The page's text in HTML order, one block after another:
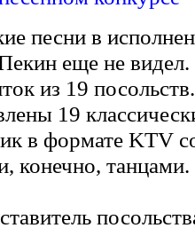
песни в
еще не
из 19
19
в формате KTV
конечно, танцами.